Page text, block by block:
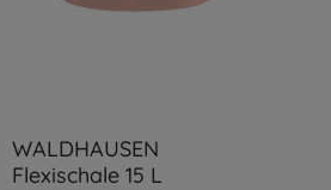
WALDHAUSEN
Flexischale 15 L